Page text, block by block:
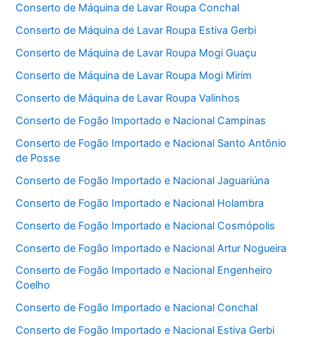
Conserto de Máquina de Lavar Roupa Conchal
Conserto de Máquina de Lavar Roupa Estiva Gerbi
Conserto de Máquina de Lavar Roupa Mogi Guaçu
Conserto de Máquina de Lavar Roupa Mogi Mirim
Conserto de Máquina de Lavar Roupa Valinhos
Conserto de Fogão Importado e Nacional Campinas
Conserto de Fogão Importado e Nacional Santo Antônio
de Posse
Conserto de Fogão Importado e Nacional Jaguariúna
Conserto de Fogão Importado e Nacional Holambra
Conserto de Fogão Importado e Nacional Cosmópolis
Conserto de Fogão Importado e Nacional Artur Nogueira
Conserto de Fogão Importado e Nacional Engenheiro
Coelho
Conserto de Fogão Importado e Nacional Conchal
Conserto de Fogão Importado e Nacional Estiva Gerbi